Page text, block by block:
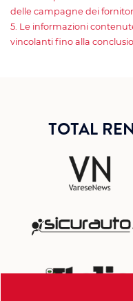
delle campagne dei
5. Le informazioni
vincolanti fino alla
TOTAL